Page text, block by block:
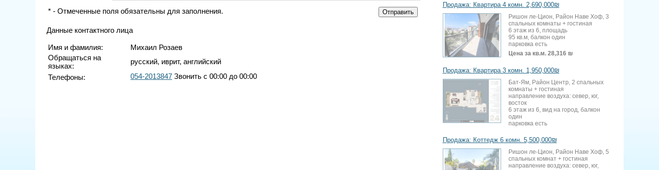
* - Отмеченные поля обязательны для заполнения.
Данные контактного лица
Имя и фамилия:
Михаил Розаев
Обращаться на
языках:
русский, иврит, английский
Телефоны:
054-2013847 Звонить с 00:00 до 00:00
Продажа: Квартира 4 комн. 2,690,000₪
Ришон ле-Цион, Район Наве Хоф, 3
спальных комнаты + гостиная
6 этаж из 6, площадь
95 кв.м, балкон один
парковка есть
Цена за кв.м. 28,316 ₪
Продажа: Квартира 3 комн. 1,950,000₪
Бат-Ям, Район Центр, 2 спальных
комнаты + гостиная
направление воздуха: север, юг,
восток
6 этаж из 6, вид на город, балкон
один
парковка есть
Продажа: Коттедж 6 комн. 5,500,000₪
Ришон ле-Цион, Район Наве Хоф, 5
спальных комнат + гостиная
направление воздуха: север, юг,